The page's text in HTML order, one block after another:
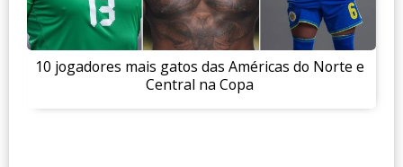
10 jogadores mais gatos das Américas do Norte e
Central na Copa